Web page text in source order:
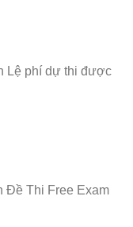
Lệ phí dự thi được
Đề Thi Free Exam